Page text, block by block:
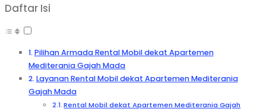
Daftar Isi
Pilihan Armada Rental Mobil dekat Apartemen
Mediterania Gajah Mada
Layanan Rental Mobil dekat Apartemen Mediterania
Gajah Mada
Rental Mobil dekat Apartemen Mediterania Gajah